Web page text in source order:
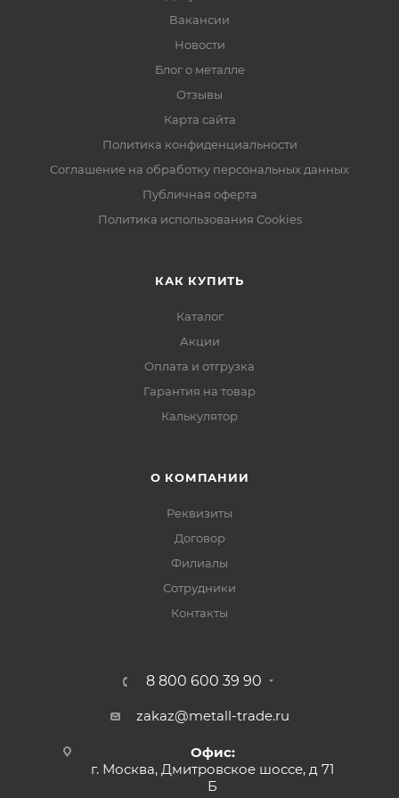
Вакансии
Новости
Блог о металле
Отзывы
Карта сайта
Политика конфиденциальности
Соглашение на обработку персональных данных
Публичная оферта
Политика использования Cookies
КАК КУПИТЬ
Каталог
Акции
Оплата и отгрузка
Гарантия на товар
Калькулятор
О КОМПАНИИ
Реквизиты
Договор
Филиалы
Сотрудники
Контакты
8 800 600 39 90
zakaz@metall-trade.ru
Офис:
г. Москва, Дмитровское шоссе, д 71
Б